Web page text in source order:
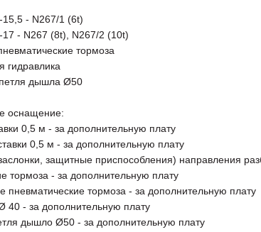
15,5 - N267/1 (6t)
17 - N267 (8t), N267/2 (10t)
тормоза
гидравлика
дышла Ø50
оснащение:
0,5 м - за дополнительную плату
0,5 м - за дополнительную плату
защитные приспособления) направления
тормоза - за дополнительную плату
пневматические тормоза - за дополнительную плату
40 - за дополнительную плату
дышло Ø50 - за дополнительную плату